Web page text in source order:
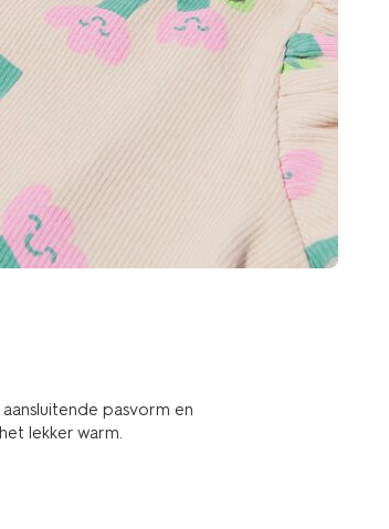
pasvorm en
lekker warm.